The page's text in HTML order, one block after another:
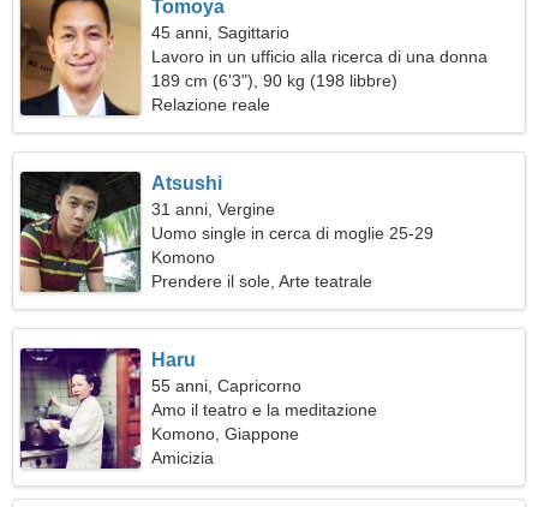
Tomoya
45 anni, Sagittario
Lavoro in un ufficio alla ricerca di una donna
elegante
189 cm (6'3"), 90 kg (198 libbre)
Relazione reale
Atsushi
31 anni, Vergine
Uomo single in cerca di moglie 25-29
Komono
Prendere il sole, Arte teatrale
Haru
55 anni, Capricorno
Amo il teatro e la meditazione
Komono, Giappone
Amicizia